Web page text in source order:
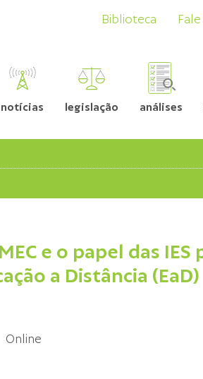
Biblioteca
notícias legislação análises
e o papel das
a Distância (EaD)
Online